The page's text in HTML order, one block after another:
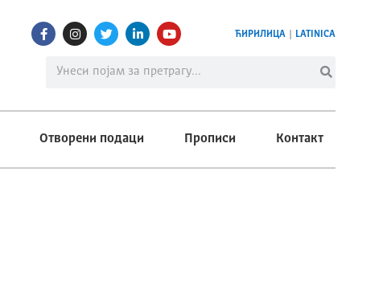
ЋИРИЛИЦА LATINICA
Отворени подаци Прописи Контакт